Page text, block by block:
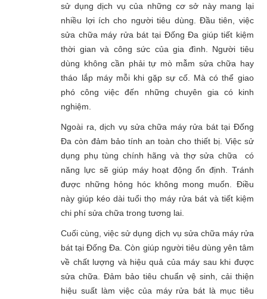
sử dụng dịch vụ của những cơ sở này mang lại
nhiều lợi ích cho người tiêu dùng. Đầu tiên, việc
sửa chữa máy rửa bát tại Đống Đa giúp tiết kiệm
thời gian và công sức của gia đình. Người tiêu
dùng không cần phải tự mò mẫm sửa chữa hay
tháo lắp máy mỗi khi gặp sự cố. Mà có thể giao
phó công việc đến những chuyên gia có kinh
nghiệm.
Ngoài ra, dịch vụ sửa chữa máy rửa bát tại Đống
Đa còn đảm bảo tính an toàn cho thiết bị. Việc sử
dụng phụ tùng chính hãng và thợ sửa chữa có
năng lực sẽ giúp máy hoạt động ổn định. Tránh
được những hỏng hóc không mong muốn. Điều
này giúp kéo dài tuổi thọ máy rửa bát và tiết kiệm
chi phí sửa chữa trong tương lai.
Cuối cùng, việc sử dụng dịch vụ sửa chữa máy rửa
bát tại Đống Đa. Còn giúp người tiêu dùng yên tâm
về chất lượng và hiệu quả của máy sau khi được
sửa chữa. Đảm bảo tiêu chuẩn vệ sinh, cải thiện
hiệu suất làm việc của máy rửa bát là mục tiêu